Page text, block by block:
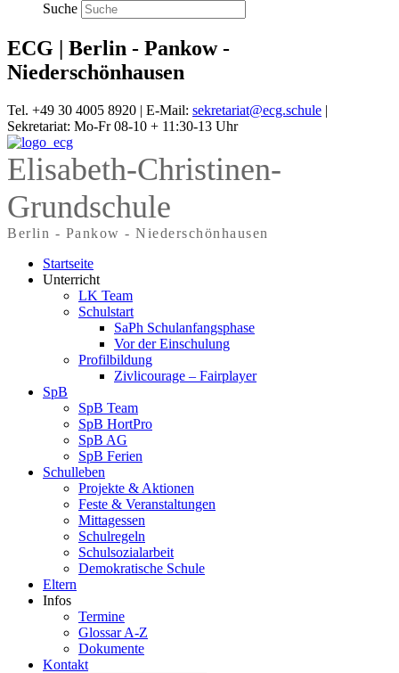
Suche
ECG | Berlin - Pankow -
Niederschönhausen
Tel. +49 30 4005 8920 | E-Mail: sekretariat@ecg.schule |
Sekretariat: Mo-Fr 08-10 + 11:30-13 Uhr
Elisabeth-Christinen-
Grundschule
Berlin - Pankow - Niederschönhausen
Startseite
Unterricht
LK Team
Schulstart
SaPh Schulanfangsphase
Vor der Einschulung
Profilbildung
Zivlicourage – Fairplayer
SpB
SpB Team
SpB HortPro
SpB AG
SpB Ferien
Schulleben
Projekte & Aktionen
Feste & Veranstaltungen
Mittagessen
Schulregeln
Schulsozialarbeit
Demokratische Schule
Eltern
Infos
Termine
Glossar A-Z
Dokumente
Kontakt